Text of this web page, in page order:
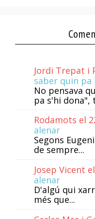
Jordi Trepat i
saber quin pa
No pensava
pa s'hi dona",
Rodamots el
alenar
Segons
de sempre...
Josep Vicent
alenar
D'algú qui
més que...